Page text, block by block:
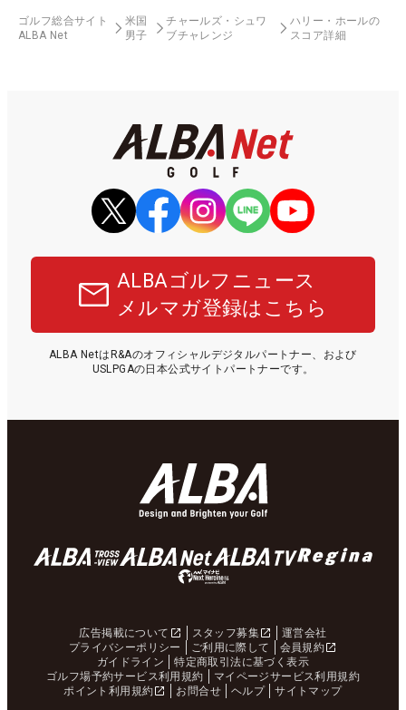
ゴルフ総合サイト
ALBA Net
米国
男子
チャールズ・シュワ
ブチャレンジ
ハリー・ホールの
スコア詳細
ALBAゴルフニュース
メルマガ登録はこちら
ALBA NetはR&Aのオフィシャルデジタルパートナー、および
USLPGAの日本公式サイトパートナーです。
広告掲載について スタッフ募集
運営会社
プライバシーポリシー
ご利用に際して
会員規約
ガイドライン
特定商取引法に基づく表示
ゴルフ場予約サービス利用規約
マイページサービス利用規約
ポイント利用規約
お問合せ ヘルプ サイトマップ